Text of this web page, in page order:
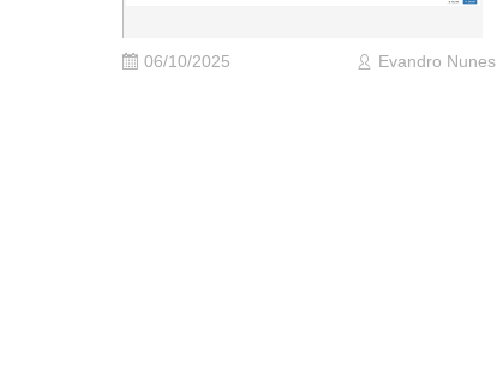
06/10/2025 Evandro Nunes